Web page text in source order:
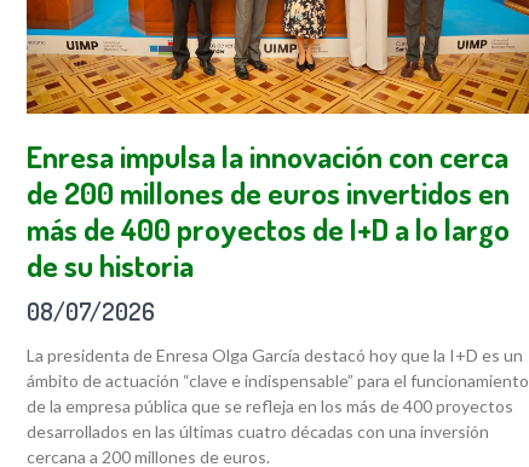
Enresa impulsa la innovación con cerca
de 200 millones de euros invertidos en
más de 400 proyectos de I+D a lo largo
de su historia
08/07/2026
La presidenta de Enresa Olga García destacó hoy que la I+D es un
ámbito de actuación “clave e indispensable” para el funcionamiento
de la empresa pública que se refleja en los más de 400 proyectos
desarrollados en las últimas cuatro décadas con una inversión
cercana a 200 millones de euros.